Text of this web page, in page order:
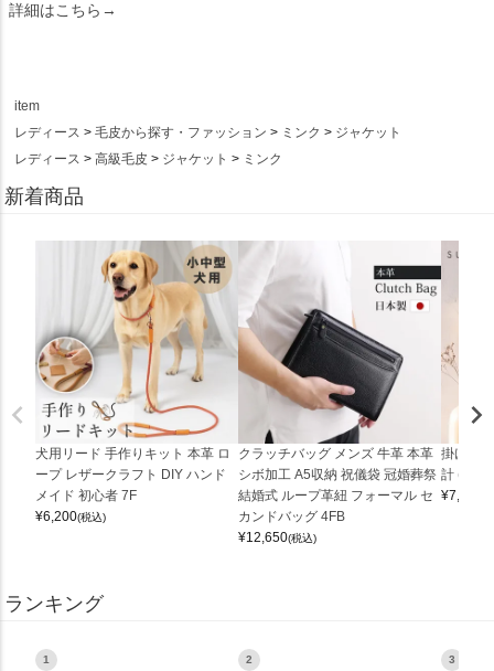
詳細はこちら→
item
レディース
毛皮から探す・ファッション ミンク
ジャケット
レディース
高級毛皮 ジャケット ミンク
新着商品
犬用リード 手作りキット 本革 ロ
ープ レザークラフト DIY ハンド
メイド 初心者 7F
¥6,200(税込)
クラッチバッグ メンズ 牛革 本革
シボ加工 A5収納 祝儀袋 冠婚葬祭
結婚式 ループ革紐 フォーマル セ
カンドバッグ 4FB
¥12,650(税込)
掛け時
計
¥7,150
ランキング
1 2 3